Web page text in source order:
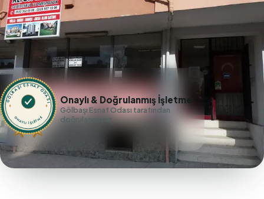
GÖLBAŞI ESNAF ODASI
ONAYLI İŞLETME
Onaylı & Doğrulanmış İşletme
Gölbaşı Esnaf Odası tarafından
doğrulanmıştır.